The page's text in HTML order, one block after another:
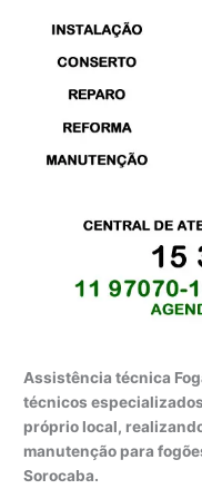
Assistência técnica
técnicos
próprio local,
manutenção para
Sorocaba.